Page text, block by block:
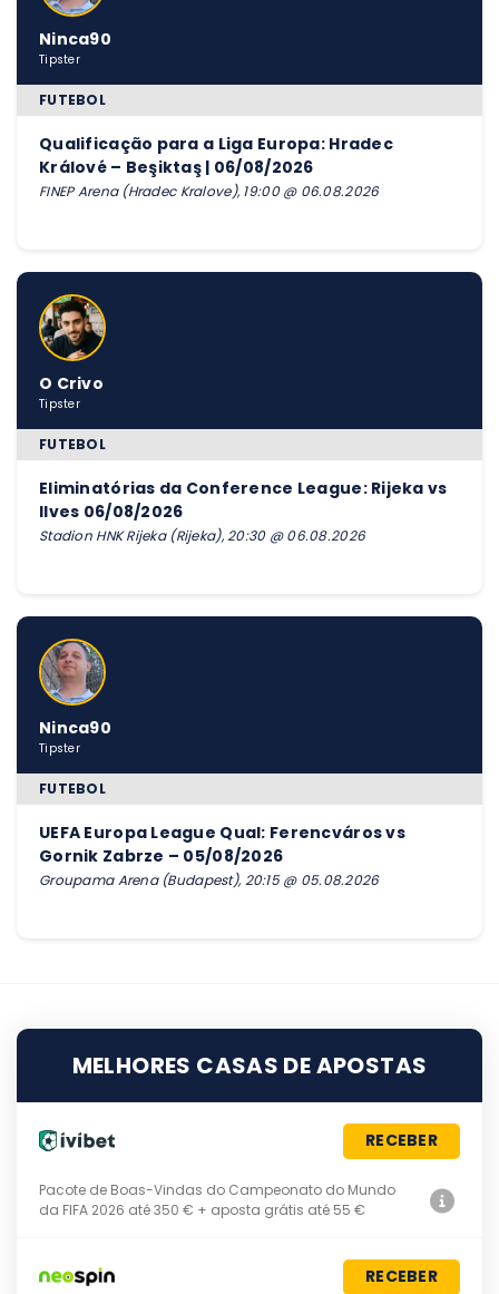
Ninca90
Tipster
FUTEBOL
Qualificação para a Liga Europa: Hradec
Králové – Beşiktaş | 06/08/2026
FINEP Arena (Hradec Kralove), 19:00 @ 06.08.2026
O Crivo
Tipster
FUTEBOL
Eliminatórias da Conference League: Rijeka vs
Ilves 06/08/2026
Stadion HNK Rijeka (Rijeka), 20:30 @ 06.08.2026
Ninca90
Tipster
FUTEBOL
UEFA Europa League Qual: Ferencváros vs
Gornik Zabrze – 05/08/2026
Groupama Arena (Budapest), 20:15 @ 05.08.2026
MELHORES CASAS DE APOSTAS
RECEBER
Pacote de Boas-Vindas do Campeonato do Mundo
da FIFA 2026 até 350 € + aposta grátis até 55 €
RECEBER